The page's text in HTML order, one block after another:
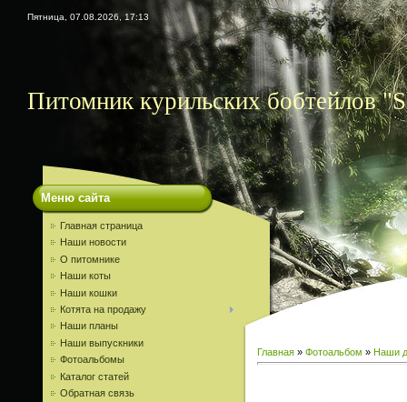
Пятница, 07.08.2026, 17:13
Питомник курильских бобтейлов
Меню сайта
Главная страница
Наши новости
О питомнике
Наши коты
Наши кошки
Котята на продажу
Наши планы
Наши выпускники
Фотоальбомы
Каталог статей
Обратная связь
Главная » Фотоальбом » Наши